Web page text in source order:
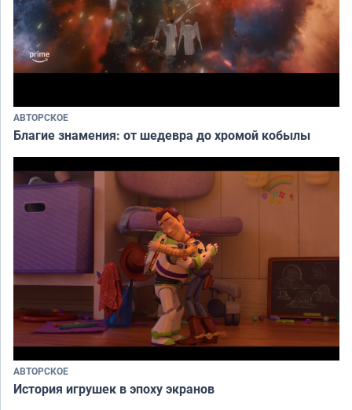
АВТОРСКОЕ
Благие знамения: от шедевра до хромой кобылы
АВТОРСКОЕ
История игрушек в эпоху экранов